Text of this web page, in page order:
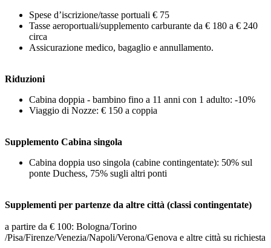
Spese d’iscrizione/tasse portuali € 75
Tasse aeroportuali/supplemento carburante da € 180 a € 240
circa
Assicurazione medico, bagaglio e annullamento.
Riduzioni
Cabina doppia - bambino fino a 11 anni con 1 adulto: -10%
Viaggio di Nozze: € 150 a coppia
Supplemento Cabina singola
Cabina doppia uso singola (cabine contingentate): 50% sul
ponte Duchess, 75% sugli altri ponti
Supplementi per partenze da altre città (classi contingentate)
a partire da € 100: Bologna/Torino
/Pisa/Firenze/Venezia/Napoli/Verona/Genova e altre città su richiesta